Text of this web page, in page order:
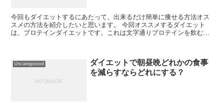
今回もダイエットするにあたって、出来るだけ簡単に痩せる方法オス
スメの方法を紹介したいと思います。 今回オススメするダイエット
は、プロテインダイエットです。これは文字通りプロテインを飲むだ
Uncategorized
ダイエットで朝昼晩どれかの食事
を減らすならどれにする？